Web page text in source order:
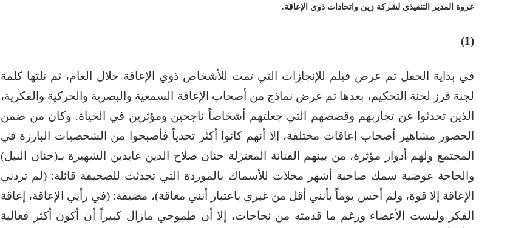
عروة المدير التنفيذي لشركة زين واتحادات ذوي الإعاقة.
(1)
في بداية الحفل تم عرض فيلم للإنجازات التي تمت للأشخاص ذوي الإعاقة خلال العام، ثم تلتها كلمة
لجنة فرز لجنة التحكيم، بعدها تم عرض نماذج من أصحاب الإعاقة السمعية والبصرية والحركية والفكرية،
الذين تحدثوا عن تجاربهم وقصصهم التي جعلتهم أشخاصاً ناجحين ومؤثرين في الحياة. وكان من ضمن
الحضور مشاهير أصحاب إعاقات مختلفة، إلا أنهم كانوا أكثر تحدياً فأصبحوا من الشخصيات البارزة في
المجتمع ولهم أدوار مؤثرة، من بينهم الفنانة المعتزلة حنان صلاح الدين عابدين الشهيرة بـ(حنان النيل)
والحاجة عوضية سمك صاحبة أشهر محلات للأسماك بالموردة التي تحدثت للصحيفة قائلة: (لم تزدني
الإعاقة إلا قوة، ولم أحس يوماً بأنني أقل من غيري باعتبار أنني معاقة)، مضيفة: (في رأيي الإعاقة، إعاقة
الفكر وليست الأعضاء ورغم ما قدمته من نجاحات، إلا أن طموحي مازال كبيراً أن أكون أكثر فعالية